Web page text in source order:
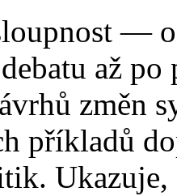
—
až
změn
příkladů
Ukazuje,